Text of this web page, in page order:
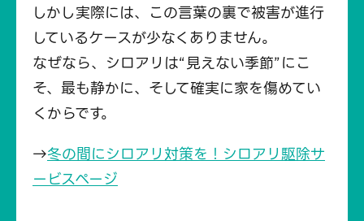
しかし実際には、この言葉の裏で被害が進行
しているケースが少なくありません。
なぜなら、シロアリは“見えない季節”にこ
そ、最も静かに、そして確実に家を傷めてい
くからです。
→冬の間にシロアリ対策を！シロアリ駆除サ
ービスページ